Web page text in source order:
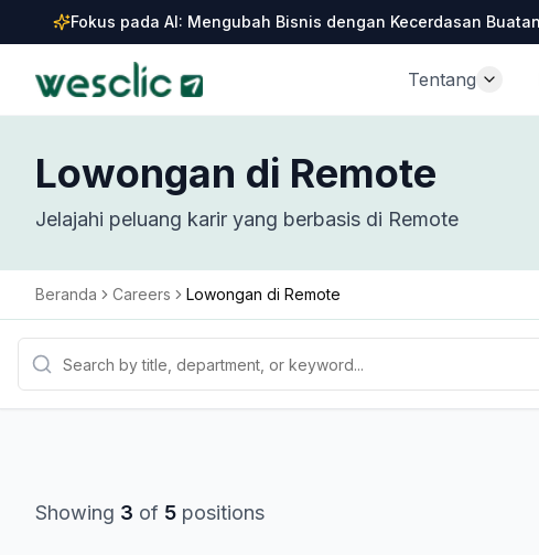
Fokus pada AI: Mengubah Bisnis dengan Kecerdasan
Tentang
Lowongan di Remote
Jelajahi peluang karir yang berbasis di Remote
Beranda Careers Lowongan di Remote
Showing 3 of 5 positions